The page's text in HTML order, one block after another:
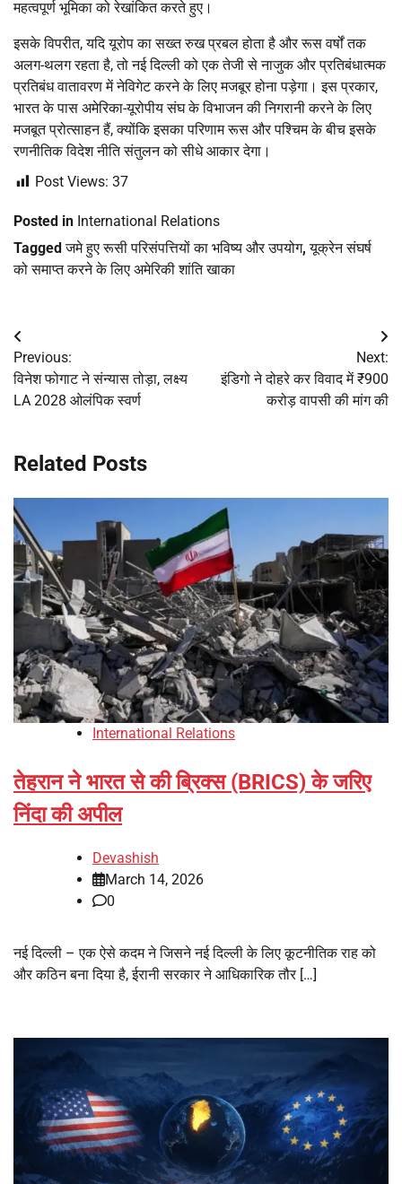
महत्वपूर्ण भूमिका को रेखांकित करते हुए।
इसके विपरीत, यदि यूरोप का सख्त रुख प्रबल होता है और रूस वर्षों तक
अलग-थलग रहता है, तो नई दिल्ली को एक तेजी से नाजुक और प्रतिबंधात्मक
प्रतिबंध वातावरण में नेविगेट करने के लिए मजबूर होना पड़ेगा। इस प्रकार,
भारत के पास अमेरिका-यूरोपीय संघ के विभाजन की निगरानी करने के लिए
मजबूत प्रोत्साहन हैं, क्योंकि इसका परिणाम रूस और पश्चिम के बीच इसके
रणनीतिक विदेश नीति संतुलन को सीधे आकार देगा।
Post Views: 37
Posted in International Relations
Taggedजमे हुए रूसी परिसंपत्तियों का भविष्य और उपयोग,यूक्रेन संघर्ष
को समाप्त करने के लिए अमेरिकी शांति खाका
Post
navigation
Previous:
विनेश फोगाट ने संन्यास तोड़ा, लक्ष्य
LA 2028 ओलंपिक स्वर्ण
Next:
इंडिगो ने दोहरे कर विवाद में ₹900
करोड़ वापसी की मांग की
Related Posts
International Relations
तेहरान ने भारत से की ब्रिक्स (BRICS) के जरिए
निंदा की अपील
Devashish
March 14, 2026
0
नई दिल्ली – एक ऐसे कदम ने जिसने नई दिल्ली के लिए कूटनीतिक राह को
और कठिन बना दिया है, ईरानी सरकार ने आधिकारिक तौर […]